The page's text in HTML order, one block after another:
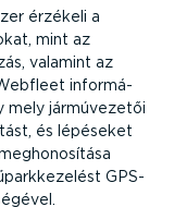
érzékeli a
mint az
valamint az
infor­má­
mely jármú­ve­zetői
és lépéseket
GPS-